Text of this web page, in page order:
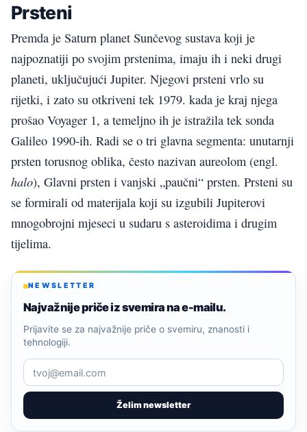
Prsteni
Premda je Saturn planet Sunčevog sustava koji je
najpoznatiji po svojim prstenima, imaju ih i neki drugi
planeti, uključujući Jupiter. Njegovi prsteni vrlo su
rijetki, i zato su otkriveni tek 1979. kada je kraj njega
prošao Voyager 1, a temeljno ih je istražila tek sonda
Galileo 1990-ih. Radi se o tri glavna segmenta: unutarnji
prsten torusnog oblika, često nazivan aureolom (engl.
halo), Glavni prsten i vanjski „paučni“ prsten. Prsteni su
se formirali od materijala koji su izgubili Jupiterovi
mnogobrojni mjeseci u sudaru s asteroidima i drugim
tijelima.
NEWSLETTER
Najvažnije priče iz svemira na e-mailu.
Želim newsletter
Prijavite se za najvažnije priče o svemiru, znanosti i
tehnologiji.